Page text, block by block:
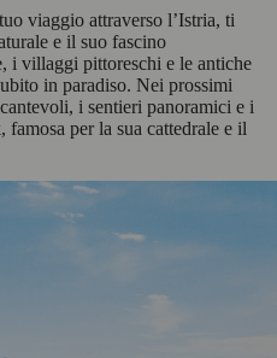
viaggio attraverso l’Istria, ti
e il suo fascino
i villaggi pittoreschi e le antiche
in paradiso. Nei prossimi
i sentieri panoramici e i
per la sua cattedrale e il